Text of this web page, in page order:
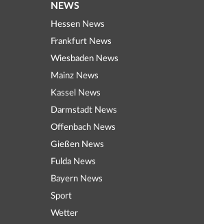
NEWS
Hessen News
Frankfurt News
Wiesbaden News
Mainz News
Kassel News
Darmstadt News
Offenbach News
Gießen News
Fulda News
Bayern News
Sport
Wetter